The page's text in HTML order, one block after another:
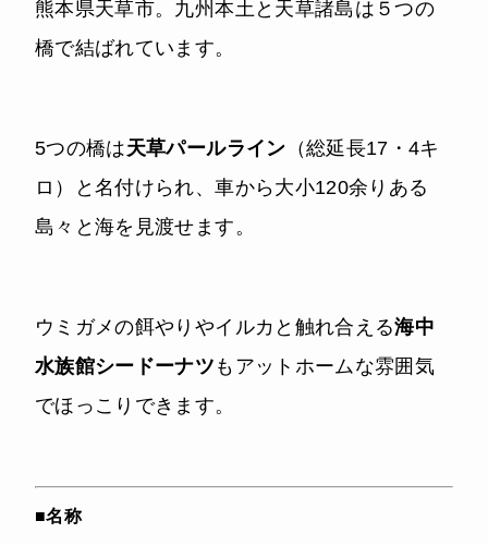
熊本県天草市。九州本土と天草諸島は５つの
橋で結ばれています。
5つの橋は天草パールライン （総延長17・4キ
ロ）と名付けられ、車から大小120余りある
島々と海を見渡せます。
ウミガメの餌やりやイルカと触れ合える海中
水族館シードーナツ もアットホームな雰囲気
でほっこりできます。
■名称